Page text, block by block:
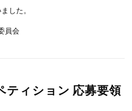
した。
員会
ティション 応募要領